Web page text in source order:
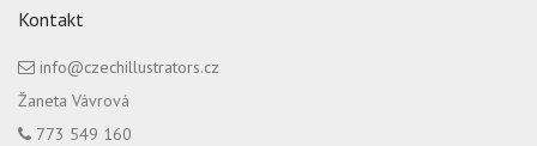
Kontakt
info@czechillustrators.cz
Žaneta Vávrová
773 549 160